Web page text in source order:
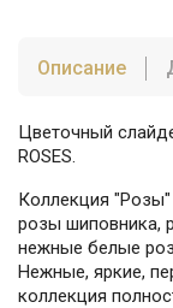
Описание
Цветочный
ROSES.
Коллекция "Розы"
розы шиповника,
нежные белые
Нежные, яркие,
коллекция